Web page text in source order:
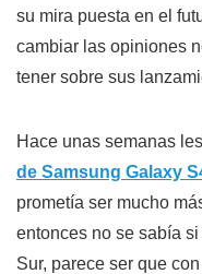
su mira puesta en el
cambiar las opiniones
tener sobre sus
Hace unas semanas
de Samsung Galaxy
prometía ser mucho
entonces no se sabía
Sur, parece ser que